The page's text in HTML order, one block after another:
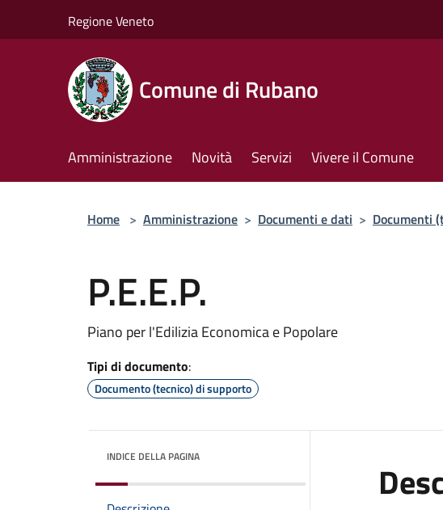
Regione Veneto
Comune di Rubano
Amministrazione Novità Servizi Vivere il Comune
Home > Amministrazione > Documenti e dati > Documenti
P.E.E.P.
Piano per l'Edilizia Economica e Popolare
Tipi di documento:
Documento (tecnico) di supporto
INDICE DELLA PAGINA